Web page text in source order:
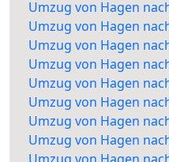
Umzug von Hagen
Umzug von Hagen
Umzug von Hagen
Umzug von Hagen
Umzug von Hagen
Umzug von Hagen
Umzug von Hagen
Umzug von Hagen